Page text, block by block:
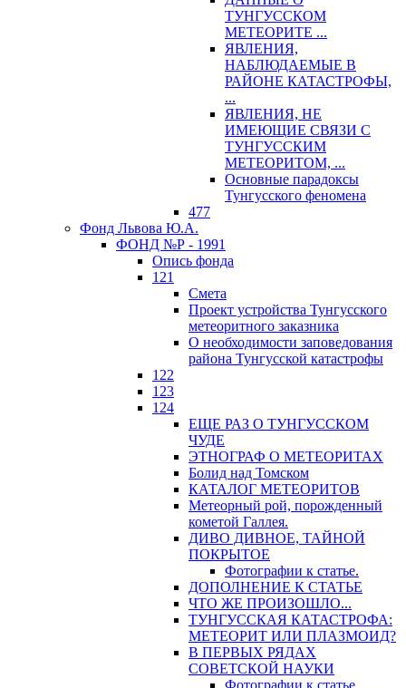
ТУНГУССКОМ
МЕТЕОРИТЕ ...
ЯВЛЕНИЯ,
НАБЛЮДАЕМЫЕ В
РАЙОНЕ КАТАСТРОФЫ,
...
ЯВЛЕНИЯ, НЕ
ИМЕЮЩИЕ СВЯЗИ С
ТУНГУССКИМ
МЕТЕОРИТОМ, ...
Основные парадоксы
Тунгусского феномена
477
Фонд Львова Ю.А.
ФОНД №Р - 1991
Опись фонда
121
Смета
Проект устройства Тунгусского
метеоритного заказника
О необходимости заповедования
района Тунгусской катастрофы
122
123
124
ЕЩЕ РАЗ О ТУНГУССКОМ
ЧУДЕ
ЭТНОГРАФ О МЕТЕОРИТАХ
Болид над Томском
КАТАЛОГ МЕТЕОРИТОВ
Метеорный рой, порожденный
кометой Галлея.
ДИВО ДИВНОЕ, ТАЙНОЙ
ПОКРЫТОЕ
Фотографии к статье.
ДОПОЛНЕНИЕ К СТАТЬЕ
ЧТО ЖЕ ПРОИЗОШЛО...
ТУНГУССКАЯ КАТАСТРОФА:
МЕТЕОРИТ ИЛИ ПЛАЗМОИД?
В ПЕРВЫХ РЯДАХ
СОВЕТСКОЙ НАУКИ
Фотографии к статье